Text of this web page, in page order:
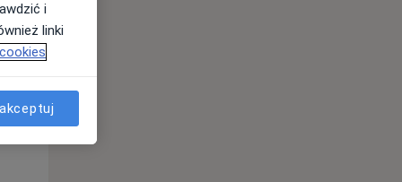
Wt,
11 Sie
i
linki